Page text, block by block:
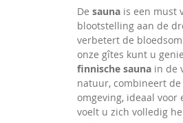
De sauna is een must
blootstelling aan de
verbetert de
onze gîtes kunt u
finnische sauna in de
natuur, combineert
omgeving, ideaal voor
voelt u zich volledig